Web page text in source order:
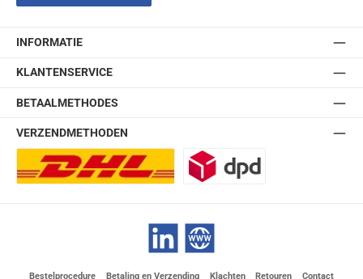
INFORMATIE
KLANTENSERVICE
BETAALMETHODES
VERZENDMETHODEN
LinkedIn Website
Bestelprocedure Betaling en Verzending Klachten Retouren Contact